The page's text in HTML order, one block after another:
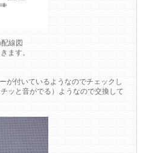
線図
ます。
が付いているようなのでチェックし
ッと音がでる）ようなので交換して